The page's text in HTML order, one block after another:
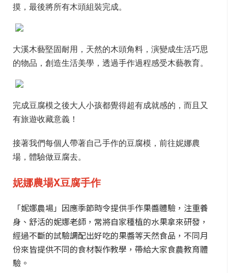
摸，最後將所有木頭組裝完成。
大溪木藝堅固耐用，天然的木頭角料，演變成生活巧思
的物品，創造生活美學，透過手作過程感受木藝教育。
完成豆腐模之後大人小孩都覺得超有成就感的，而且又
有旅遊收藏意義！
接著我們每個人帶著自己手作的豆腐模，前往妮娜農
場，體驗做豆腐去。
妮娜農場X豆腐手作
「妮娜農場」因應季節時令提供手作果醬體驗，注重養
身、舒活的妮娜老師，常將自家種植的水果拿來研發，
經過不斷的試驗調配出好吃的果醬等天然食品，不同月
份來皆提供不同的食材製作教學，帶給大家食農教育體
驗。